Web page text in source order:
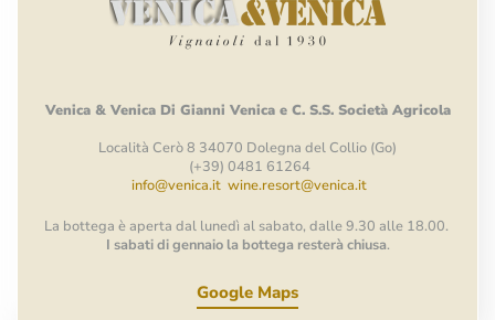
Venica & Venica Di Gianni Venica e C. S.S. Società Agricola
Località Cerò 8 34070 Dolegna del Collio (Go)
(+39) 0481 61264
info@venica.it wine.resort@venica.it
La bottega è aperta dal lunedì al sabato, dalle 9.30 alle 18.00.
I sabati di gennaio la bottega resterà chiusa.
Google Maps